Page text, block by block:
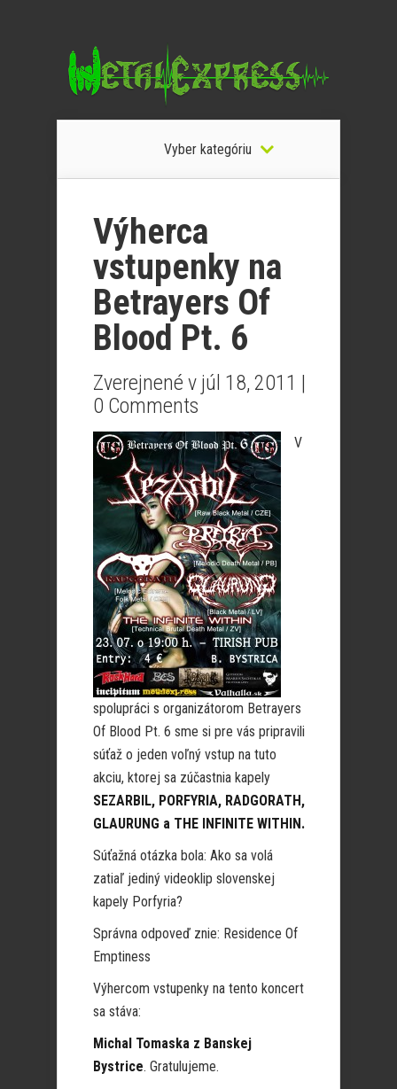
Vyber kategóriu
Výherca
vstupenky na
Betrayers Of
Blood Pt. 6
Zverejnené v júl 18, 2011 |
0 Comments
V
spolupráci s organizátorom Betrayers
Of Blood Pt. 6 sme si pre vás pripravili
súťaž o jeden voľný vstup na tuto
akciu, ktorej sa zúčastnia kapely
SEZARBIL, PORFYRIA, RADGORATH,
GLAURUNG a THE INFINITE WITHIN.
Súťažná otázka bola: Ako sa volá
zatiaľ jediný videoklip slovenskej
kapely Porfyria?
Správna odpoveď znie: Residence Of
Emptiness
Výhercom vstupenky na tento koncert
sa stáva:
Michal Tomaska z Banskej
Bystrice. Gratulujeme.